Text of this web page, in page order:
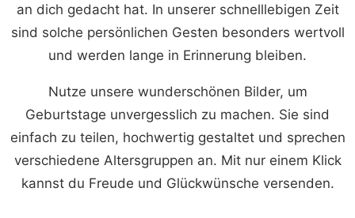
an dich gedacht hat. In unserer schnelllebigen Zeit
sind solche persönlichen Gesten besonders wertvoll
und werden lange in Erinnerung bleiben.
Nutze unsere wunderschönen Bilder, um
Geburtstage unvergesslich zu machen. Sie sind
einfach zu teilen, hochwertig gestaltet und sprechen
verschiedene Altersgruppen an. Mit nur einem Klick
kannst du Freude und Glückwünsche versenden.